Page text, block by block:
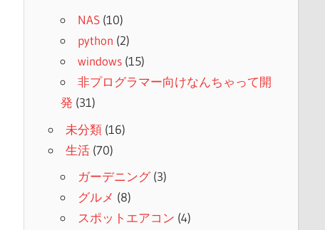
NAS(10)
python (2)
windows(15)
非プログラマー向けなんちゃって開
発 (31)
未分類(16)
生活(70)
ガーデニング(3)
グルメ (8)
スポットエアコン (4)